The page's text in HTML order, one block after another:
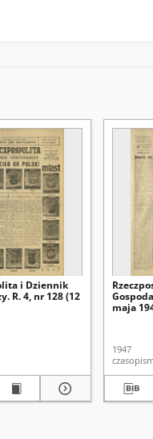
i Dziennik
R. 4, nr 128 (12
maja
1947